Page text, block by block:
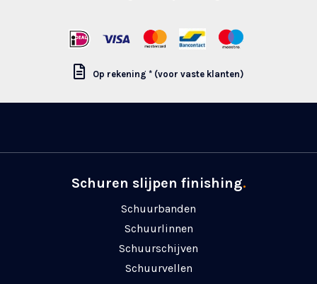
Op rekening * (voor vaste klanten)
Schuren slijpen finishing.
Schuurbanden
Schuurlinnen
Schuurschijven
Schuurvellen